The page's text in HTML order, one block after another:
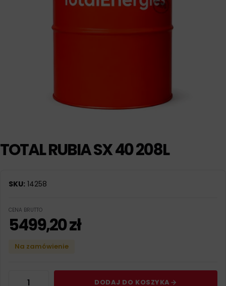
TOTAL RUBIA SX 40 208L
SKU: 14258
CENA BRUTTO
5499,20zł
Na zamówienie
DODAJ DO KOSZYKA